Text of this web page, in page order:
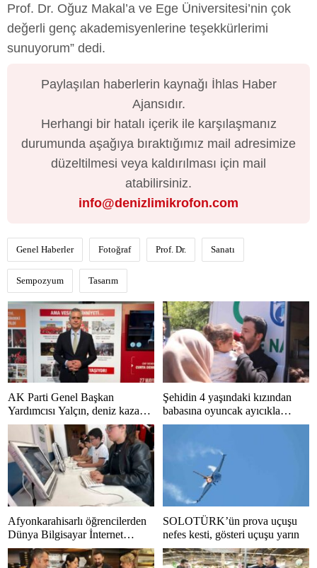
Prof. Dr. Oğuz Makal’a ve Ege Üniversitesi’nin çok
değerli genç akademisyenlerine teşekkürlerimi
sunuyorum” dedi.
Paylaşılan haberlerin kaynağı İhlas Haber
Ajansıdır.
Herhangi bir hatalı içerik ile karşılaşmanız
durumunda aşağıya bıraktığımız mail adresimize
düzeltilmesi veya kaldırılması için mail
atabilirsiniz.
info@denizlimikrofon.com
Genel Haberler Fotoğraf Prof. Dr. Sanatı
Sempozyum Tasarım
AK Parti Genel Başkan
Yardımcısı Yalçın, deniz kazası
sonrası hastaneye kaldırıldı
Şehidin 4 yaşındaki kızından
babasına oyuncak ayıcıkla
duygusal veda
Afyonkarahisarlı öğrencilerden
Dünya Bilgisayar İnternet
Klavye Şampiyonası’nda büyük
başarı
SOLOTÜRK’ün prova uçuşu
nefes kesti, gösteri uçuşu yarın